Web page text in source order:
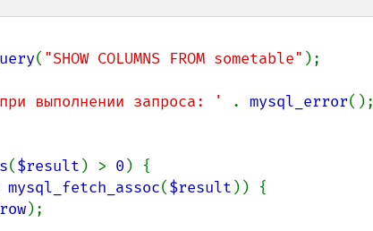
( "SHOW COLUMNS FROM sometable" );
выполнении запроса: ' . mysql_error();
($result ) > 0 ) {
mysql_fetch_assoc($result )) {
);